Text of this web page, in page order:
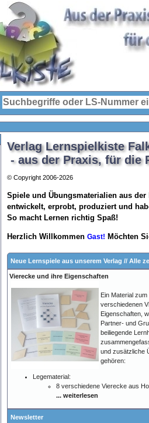
Verlag Lernspielkiste
- aus der Praxis, für die
© Copyright 2006-2026
Spiele und Übungsmaterialien aus
entwickelt, erprobt, produziert und
So macht Lernen richtig Spaß!
Herzlich Willkommen Gast! Möchten
Neue Lernspiele aus unserem Verlag // Alle
Vierecke und ihre Eigenschaften
Ein Material
verschiedenen
Eigenschaften,
Partner- und
beiliegende
und zusätzliche
gehören:
Legematerial:
8 verschiedene Vierecke aus
... weiterlesen
Newsletter